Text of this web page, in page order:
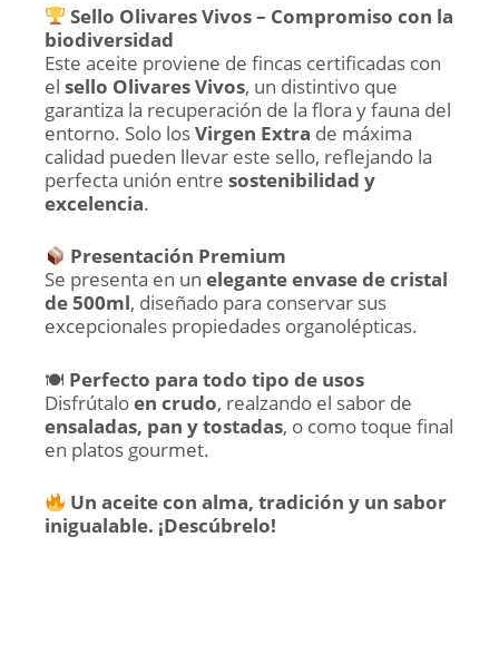
Sello Olivares Vivos – Compromiso con la
biodiversidad
Este aceite proviene de fincas certificadas con
el sello Olivares Vivos, un distintivo que
garantiza la recuperación de la flora y fauna del
entorno. Solo losVirgen Extra de máxima
calidad pueden llevar este sello, reflejando la
perfecta unión entre sostenibilidad y
excelencia.
Presentación Premium
Se presenta en un elegante envase de cristal
de 500ml, diseñado para conservar sus
excepcionales propiedades organolépticas.
🍽 Perfecto para todo tipo de usos
Disfrútaloen crudo, realzando el sabor de
ensaladas, pan y tostadas, o como toque final
en platos gourmet.
Un aceite con alma, tradición y un sabor
inigualable. ¡Descúbrelo!